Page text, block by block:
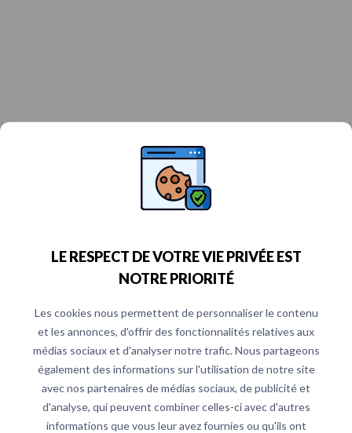
LE RESPECT DE VOTRE VIE PRIVÉE EST
NOTRE PRIORITÉ
Les cookies nous permettent de personnaliser le contenu
et les annonces, d'offrir des fonctionnalités relatives aux
médias sociaux et d'analyser notre trafic. Nous partageons
également des informations sur l'utilisation de notre site
avec nos partenaires de médias sociaux, de publicité et
d'analyse, qui peuvent combiner celles-ci avec d'autres
informations que vous leur avez fournies ou qu'ils ont